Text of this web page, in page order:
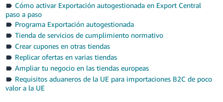
Cómo activar Exportación autogestionada en Export Central
paso a paso
Programa Exportación autogestionada
Tienda de servicios de cumplimiento normativo
Crear cupones en otras tiendas
Replicar ofertas en varias tiendas
Ampliar tu negocio en las tiendas europeas
Requisitos aduaneros de la UE para importaciones B2C de poco
valor a la UE